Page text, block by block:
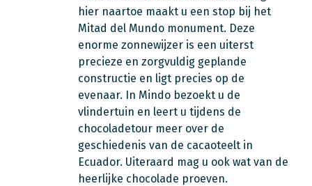
hier naartoe maakt u een stop bij het
Mitad del Mundo monument. Deze
enorme zonnewijzer is een uiterst
precieze en zorgvuldig geplande
constructie en ligt precies op de
evenaar. In Mindo bezoekt u de
vlindertuin en leert u tijdens de
chocoladetour meer over de
geschiedenis van de cacaoteelt in
Ecuador. Uiteraard mag u ook wat van de
heerlijke chocolade proeven.